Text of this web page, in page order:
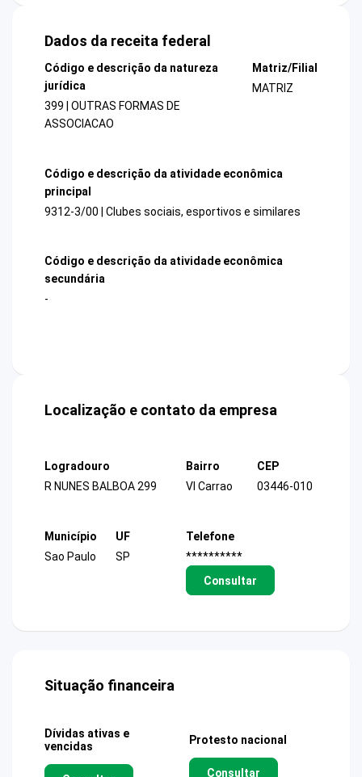
Dados da receita federal
Código e descrição da natureza
jurídica
399 | OUTRAS FORMAS DE
ASSOCIACAO
Matriz/Filial
MATRIZ
Código e descrição da atividade econômica
principal
9312-3/00 | Clubes sociais, esportivos e similares
Código e descrição da atividade econômica
secundária
-
Localização e contato da empresa
Logradouro
R NUNES BALBOA 299
Bairro
Vl Carrao
CEP
03446-010
Município
Sao Paulo
UF
SP
Telefone
**********
Consultar
Situação financeira
Dívidas ativas e
vencidas
Protesto nacional
Consultar